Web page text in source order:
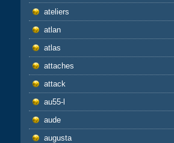
ateliers
atlan
atlas
attaches
attack
au55-l
aude
augusta